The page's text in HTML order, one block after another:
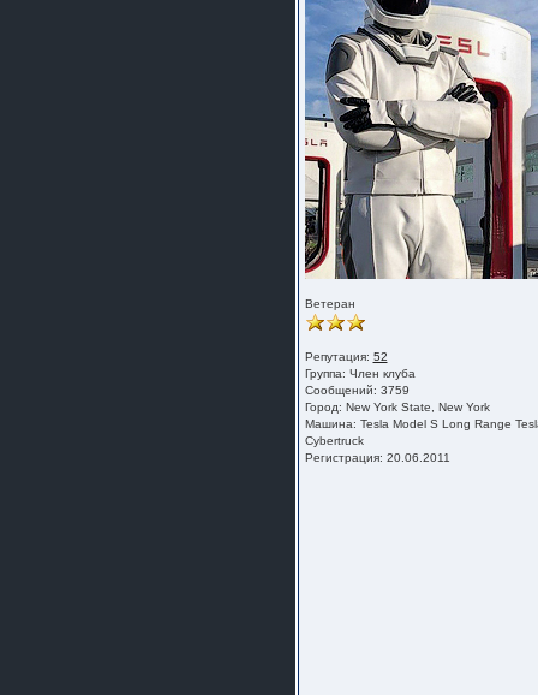
Ветеран
Репутация: 52
Группа: Член клуба
Сообщений: 3759
Город: New York State, New York
Машина: Tesla Model S Long Range
Cybertruck
Регистрация: 20.06.2011